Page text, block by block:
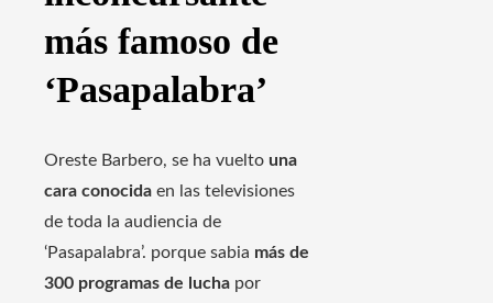
más famoso de
‘Pasapalabra’
Oreste Barbero, se ha vuelto una
cara conocida en las televisiones
de toda la audiencia de
‘Pasapalabra’. porque sabia más de
300 programas de lucha por